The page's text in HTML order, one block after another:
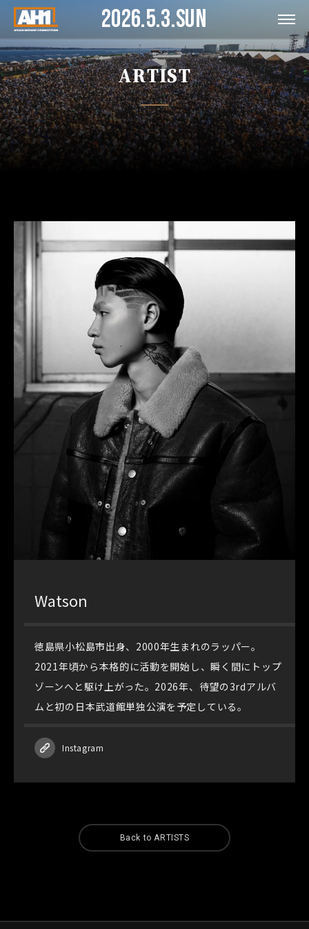
2026.5.3.SUN
ARTIST
Watson
徳島県小松島市出身、2000年生まれのラッパー。
2021年頃から本格的に活動を開始し、瞬く間にトップ
ゾーンへと駆け上がった。2026年、待望の3rdアルバ
ムと初の日本武道館単独公演を予定している。
Instagram
Back to ARTISTS